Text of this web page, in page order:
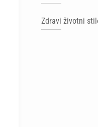
Zdravi životni